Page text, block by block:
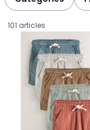
101 articles